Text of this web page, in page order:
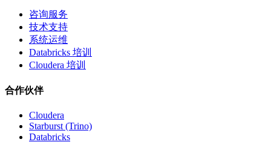
咨询服务
技术支持
系统运维
Databricks 培训
Cloudera 培训
合作伙伴
Cloudera
Starburst (Trino)
Databricks